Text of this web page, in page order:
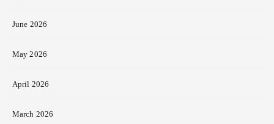
June 2026
May 2026
April 2026
March 2026